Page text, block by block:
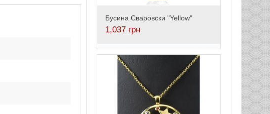
Бусина Сваровски "Yellow"
1,037 грн